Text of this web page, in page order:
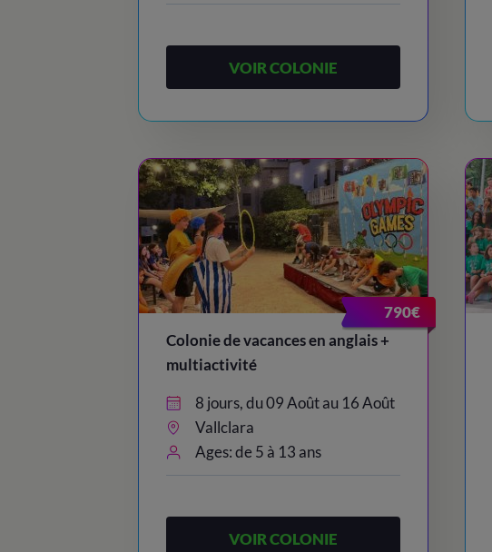
VOIR COLONIE
790€
Colonie de vacances en anglais +
multiactivité
8 jours, du 09 Août au 16 Août
Vallclara
Ages: de 5 à 13 ans
VOIR COLONIE